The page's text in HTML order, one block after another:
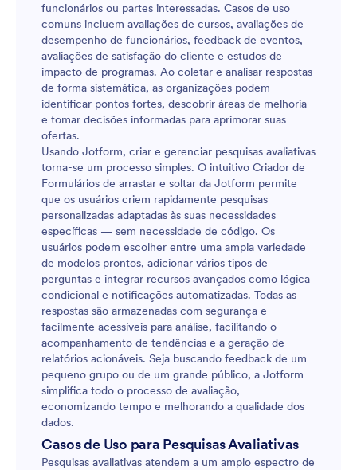
funcionários ou partes interessadas. Casos de uso
comuns incluem avaliações de cursos, avaliações de
desempenho de funcionários, feedback de eventos,
avaliações de satisfação do cliente e estudos de
impacto de programas. Ao coletar e analisar respostas
de forma sistemática, as organizações podem
identificar pontos fortes, descobrir áreas de melhoria
e tomar decisões informadas para aprimorar suas
ofertas.
Usando Jotform, criar e gerenciar pesquisas avaliativas
torna-se um processo simples. O intuitivo Criador de
Formulários de arrastar e soltar da Jotform permite
que os usuários criem rapidamente pesquisas
personalizadas adaptadas às suas necessidades
específicas — sem necessidade de código. Os
usuários podem escolher entre uma ampla variedade
de modelos prontos, adicionar vários tipos de
perguntas e integrar recursos avançados como lógica
condicional e notificações automatizadas. Todas as
respostas são armazenadas com segurança e
facilmente acessíveis para análise, facilitando o
acompanhamento de tendências e a geração de
relatórios acionáveis. Seja buscando feedback de um
pequeno grupo ou de um grande público, a Jotform
simplifica todo o processo de avaliação,
economizando tempo e melhorando a qualidade dos
dados.
Casos de Uso para Pesquisas Avaliativas
Pesquisas avaliativas atendem a um amplo espectro de